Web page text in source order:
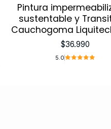
Pintura
sustentable y
Cauchogoma
$36.990
5.0